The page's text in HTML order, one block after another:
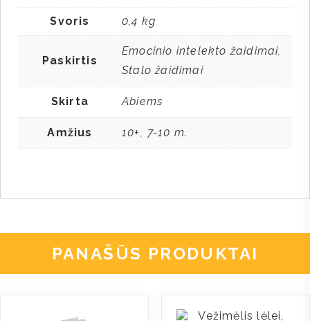
Svoris 0,4 kg
Paskirtis
Emocinio intelekto žaidimai,
Stalo žaidimai
Skirta Abiems
Amžius 10+, 7-10 m.
PANAŠŪS PRODUKTAI